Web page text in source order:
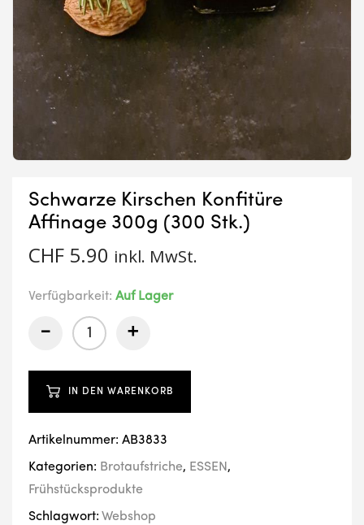
Schwarze Kirschen Konfitüre
Affinage 300g (300 Stk.)
CHF 5.90 inkl. MwSt.
Verfügbarkeit: Auf Lager
- +
IN DEN WARENKORB
Artikelnummer: AB3833
Kategorien: Brotaufstriche, ESSEN ,
Frühstücksprodukte
Schlagwort: Webshop